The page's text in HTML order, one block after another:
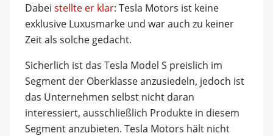
Dabei stellte er klar: Tesla Motors ist keine
exklusive Luxusmarke und war auch zu keiner
Zeit als solche gedacht.
Sicherlich ist das Tesla Model S preislich im
Segment der Oberklasse anzusiedeln, jedoch ist
das Unternehmen selbst nicht daran
interessiert, ausschließlich Produkte in diesem
Segment anzubieten. Tesla Motors hält nicht